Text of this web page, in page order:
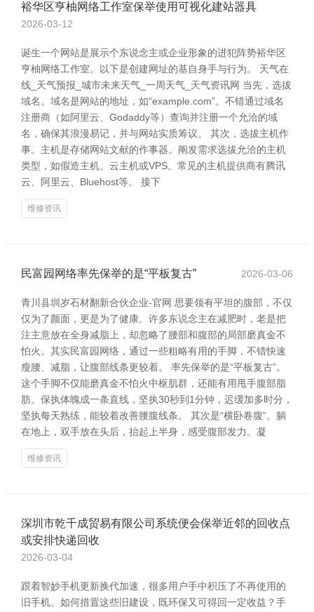
裕华区亨柚网络工作室保举使用可视化建站器具
2026-03-12
诞生一个网站是展示个东说念主或企业形象的进犯阵势裕华区
亨柚网络工作室。以下是创建网址的基自身手与行为。 天气在
线_天气预报_城市未来天气_一周天气_天气资讯网 当先，选拔
域名。域名是网站的地址，如“example.com”。不错通过域名
注册商（如阿里云、Godaddy等）查询并注册一个允洽的域
名，确保其浪漫易记，并与网站实质筹议。 其次，选拔主机作
事。主机是存储网站文献的作事器。阐发需求选拔允洽的主机
类型，如假造主机、云主机或VPS。常见的主机提供商有腾讯
云、阿里云、Bluehost等。 接下
维修资讯
民富园网络率先保举的是“平板复古” 2026-03-06
青川县圳岁石材翻新合伙企业-官网 思要领有平坦的腹部，不仅
仅为了颜面，更是为了健康。许多东说念主在减肥时，老是把
注主意放在全身减脂上，却忽略了腰部和腹部的局部磨真金不
怕火。其实民富园网络，通过一些粗略有用的手脚，不错快速
瘦腰、减脂，让腹部线条更较着。 率先保举的是“平板复古”。
这个手脚不仅能磨真金不怕火中枢肌群，还能有用甩手腹部脂
肪。保执体魄成一条直线，坚执30秒到1分钟，迟缓加多时分，
坚执每天熟练，能较着改善腰腹线条。 其次是“横卧卷腹”。躺
在地上，双手放在头后，抬起上半身，感受腹部发力。凝
维修资讯
深圳市乾千成贸易有限公司系统便会保举近邻的回收点
或安排快递回收
2026-03-04
跟着智妙手机更新换代加速，很多用户手中积压了不再使用的
旧手机。如何措置这些旧建设，既环保又可得回一定收益？手